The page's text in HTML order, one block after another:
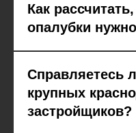
Как
опалубки
Справляетесь
крупных
застройщиков?